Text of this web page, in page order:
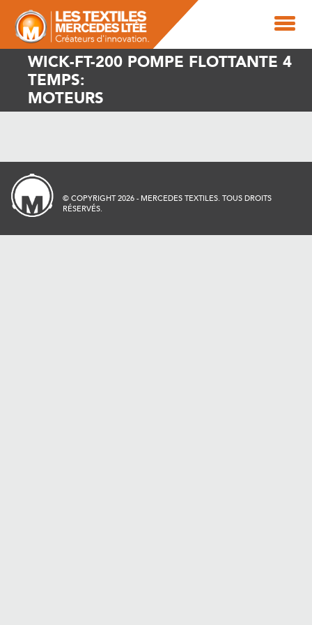
WICK-FT-200 POMPE FLOTTANTE 4
TEMPS:
MOTEURS
© COPYRIGHT 2026 - MERCEDES TEXTILES. TOUS DROITS
RÉSERVÉS.